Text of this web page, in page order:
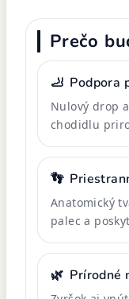
Prečo
🦶 Podpora
Nulový drop
chodidlu
👣
Anatomický
palec a
🌿 Prírodné